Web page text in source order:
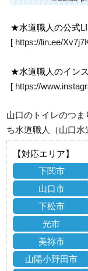
★水道職人の公式
[ https://lin.ee/
★水道職人のイン
[ https://
山口のトイレのつ
ち水道職人（山口水
【対応エリア】
下関市
山口市
下松市
光市
美祢市
山陽小野田市